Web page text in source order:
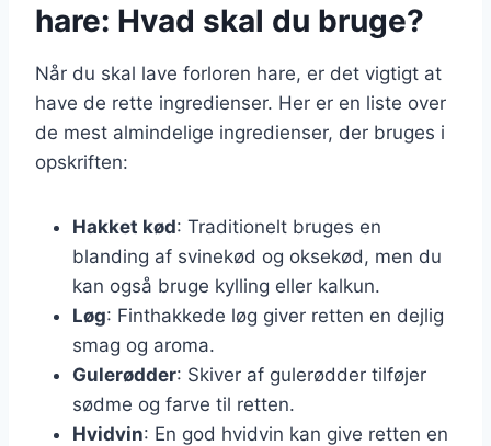
hare: Hvad skal du bruge?
Når du skal lave forloren hare, er det vigtigt at
have de rette ingredienser. Her er en liste over
de mest almindelige ingredienser, der bruges i
opskriften:
Hakket kød: Traditionelt bruges en
blanding af svinekød og oksekød, men du
kan også bruge kylling eller kalkun.
Løg: Finthakkede løg giver retten en dejlig
smag og aroma.
Gulerødder: Skiver af gulerødder tilføjer
sødme og farve til retten.
Hvidvin: En god hvidvin kan give retten en